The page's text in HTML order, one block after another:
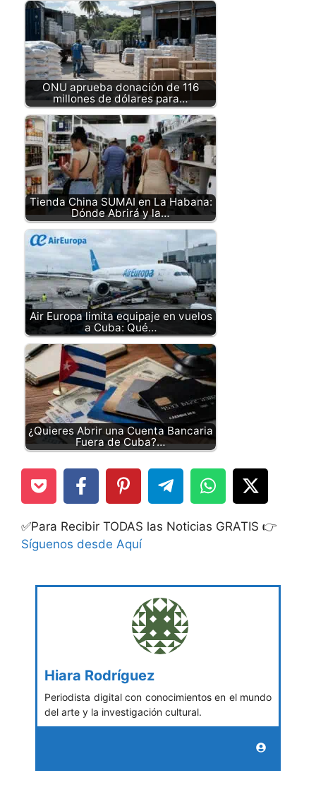
ONU aprueba donación de 116
millones de dólares para…
Tienda China SUMAI en La Habana:
Dónde Abrirá y la…
Air Europa limita equipaje en vuelos
a Cuba: Qué…
¿Quieres Abrir una Cuenta Bancaria
Fuera de Cuba?…
✅Para Recibir TODAS las Noticias GRATIS 👉
Síguenos desde Aquí
Hiara Rodríguez
Periodista digital con conocimientos en el mundo
del arte y la investigación cultural.